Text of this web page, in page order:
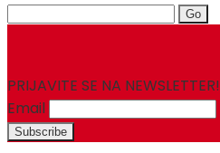
Search
PRIJAVITE SE NA NEWSLETTER!
Email